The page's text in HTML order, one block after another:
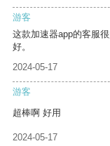
游客
这款加速器app的客服
好。
2024-05-17
游客
超棒啊 好用
2024-05-17